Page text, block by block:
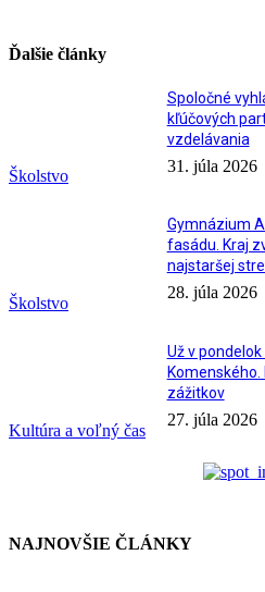
Ďalšie články
Školstvo
Spoločné
kľúčových
vzdelávania
31. júla 2026
Školstvo
Gymnázium
fasádu. Kraj
najstaršej
28. júla 2026
Kultúra a voľný čas
Už v
zážitkov
27. júla 2026
NAJNOVŠIE ČLÁNKY